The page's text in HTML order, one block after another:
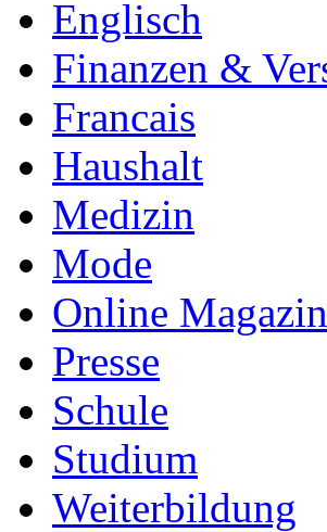
Englisch
Finanzen &
Francais
Haushalt
Medizin
Mode
Online Magazin
Presse
Schule
Studium
Weiterbildung